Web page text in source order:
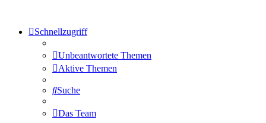
Schnellzugriff
Unbeantwortete Themen
Aktive Themen
Suche
Das Team